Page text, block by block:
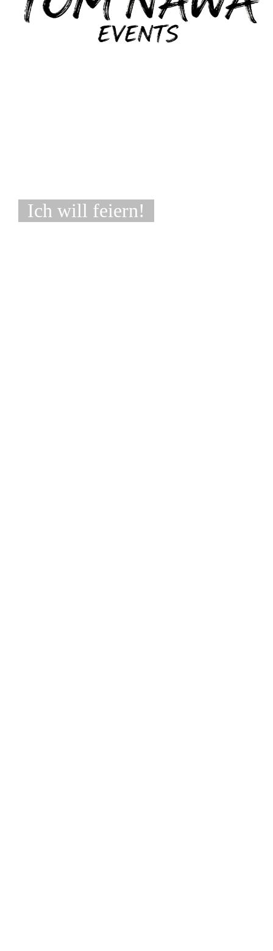
Ich will feiern!